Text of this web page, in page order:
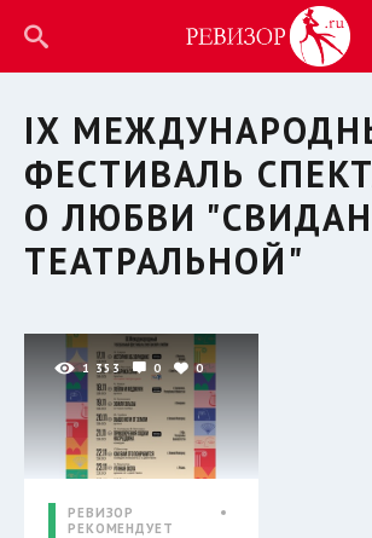
IX
ФЕСТИВАЛЬ
О ЛЮБВИ
ТЕАТРАЛЬНОЙ"
1 353 0 0
РЕВИЗОР
РЕКОМЕНДУЕТ